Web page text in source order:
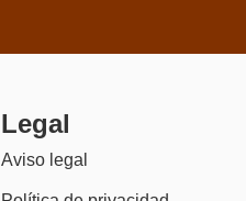
Legal
Aviso legal